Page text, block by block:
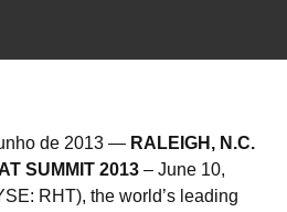
de 2013 — RALEIGH, N.C.
SUMMIT 2013 – June 10,
RHT), the world’s leading